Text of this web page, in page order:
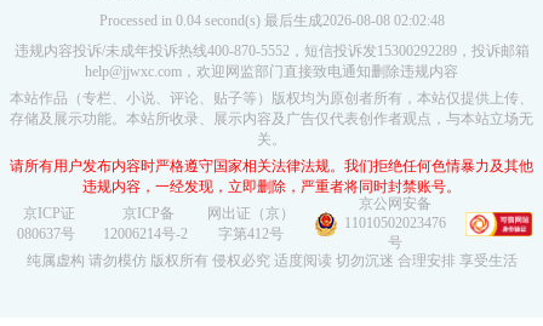
Processed in 0.04 second(s) 最后生成2026-08-08 02:02:48
违规内容投诉/未成年投诉热线400-870-5552，短信投诉发15300292289，投诉邮箱
help@jjwxc.com，欢迎网监部门直接致电通知删除违规内容
本站作品（专栏、小说、评论、贴子等）版权均为原创者所有，本站仅提供上传、
存储及展示功能。本站所收录、展示内容及广告仅代表创作者观点，与本站立场无
关。
请所有用户发布内容时严格遵守国家相关法律法规。我们拒绝任何色情暴力及其他
违规内容，一经发现，立即删除，严重者将同时封禁账号。
京ICP证
080637号
京ICP备
12006214号-2
网出证（京）
字第412号
京公网安备
11010502023476
号
纯属虚构 请勿模仿 版权所有 侵权必究 适度阅读 切勿沉迷 合理安排 享受生活